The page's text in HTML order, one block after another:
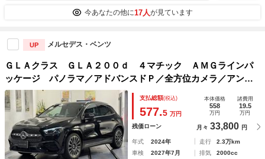
今あなたの他に17人が見ています
UP メルセデス・ベンツ
ＧＬＡクラス ＧＬＡ２００ｄ ４マチック ＡＭＧラインパ
ッケージ パノラマ／アドバンスドＰ／全方位カメラ／アンビ
エントライト／Ｂｌｕｅｔｏｏｔｈ／メモリ付きパワーシート
／シートヒーター／電動リアゲート／ＭＢＵＸ／ヘッドアップ
ディスプレイ／ブルメスターサウンド／認定中
支払総額(税込)
577.5 万円
本体価格
558
万円
諸費用
19.5
万円
残価ローン 月々 33,800 円
年式 2024年 走行
2.3万km
車検
2027年7月 排気
2000cc